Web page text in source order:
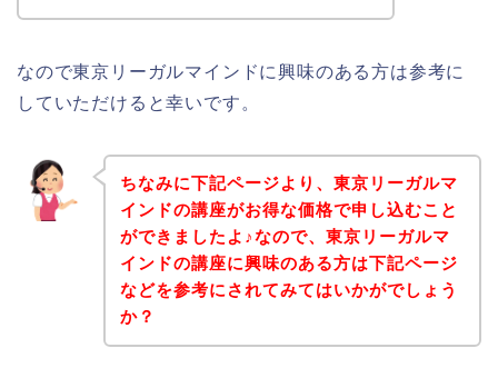
なので東京リーガルマインドに興味のある方は参考に
していただけると幸いです。
ちなみに下記ページより、東京リーガルマ
インドの講座がお得な価格で申し込むこと
ができましたよ♪なので、東京リーガルマ
インドの講座に興味のある方は下記ページ
などを参考にされてみてはいかがでしょう
か？